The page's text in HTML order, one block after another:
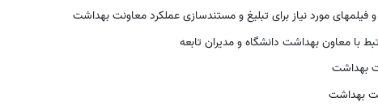
مورد نیاز برای تبلیغ و مستندسازی عملکرد معاونت بهداشت
با معاون بهداشت دانشگاه و مدیران تابعه
بهداشت
بهداشت